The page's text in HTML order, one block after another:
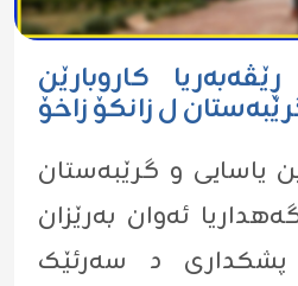
کاروبارێن
ل زانکۆ زاخۆ
یاسایی و گرێبەستان
ئەوان بەرێزان
د سەرئێک